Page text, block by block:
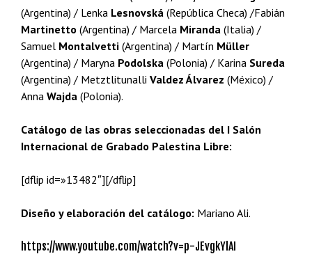
(Argentina) / Lenka Lesnovská (República Checa) /Fabián
Martinetto (Argentina) / Marcela Miranda (Italia) /
Samuel Montalvetti (Argentina) / Martín Müller
(Argentina) / Maryna Podolska (Polonia) / Karina Sureda
(Argentina) / Metztlitunalli Valdez Álvarez (México) /
Anna Wajda (Polonia).
Catálogo de las obras seleccionadas del I Salón
Internacional de Grabado Palestina Libre:
[dflip id=»13482″][/dflip]
Diseño y elaboración del catálogo: Mariano Ali.
https://www.youtube.com/watch?v=p-JEvgkYlAI